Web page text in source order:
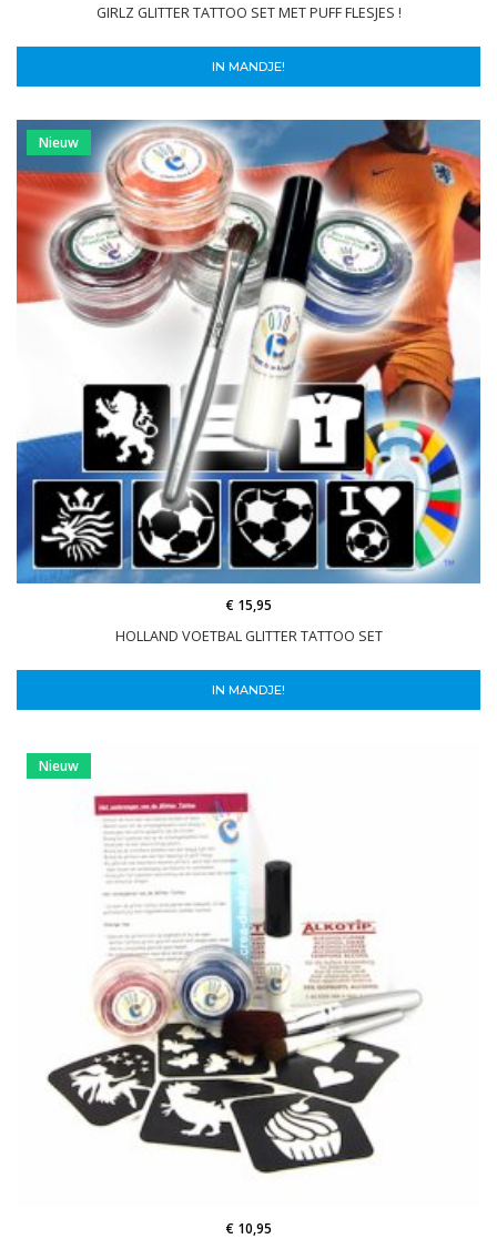
GIRLZ GLITTER TATTOO SET MET PUFF FLESJES !
IN MANDJE!
Nieuw
HOLLAND VOETBAL GLITTER TATTOO SET
€ 15,95
IN MANDJE!
Nieuw
€ 10,95